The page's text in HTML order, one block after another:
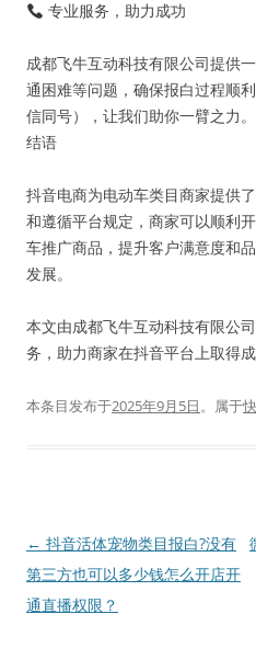
专业服务，助力成功
成都飞牛互动科技有限公司提供
通困难等问题，确保报白过程顺
信同号），让我们助你一臂之力。
结语
抖音电商为电动车类目商家提供
和遵循平台规定，商家可以顺利
车推广商品，提升客户满意度和
发展。
本文由成都飞牛互动科技有限公
务，助力商家在抖音平台上取得成
本条目发布于2025年9月5日。属于
文
章
导
← 抖音活体宠物类目报白?没有
第三方也可以多少钱怎么开店开
通直播权限？